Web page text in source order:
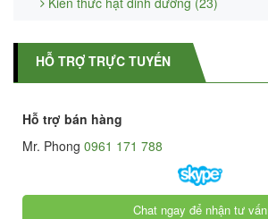
HỖ TRỢ TRỰC TUYẾN
Hỗ trợ bán hàng
Mr. Phong 0961 171 788
Chat ngay để nhận tư vấn